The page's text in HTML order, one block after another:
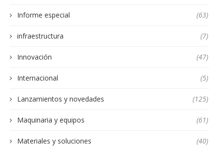
Informe especial (63)
infraestructura (7)
Innovación (47)
Internacional (5)
Lanzamientos y novedades (125)
Maquinaria y equipos (61)
Materiales y soluciones (40)